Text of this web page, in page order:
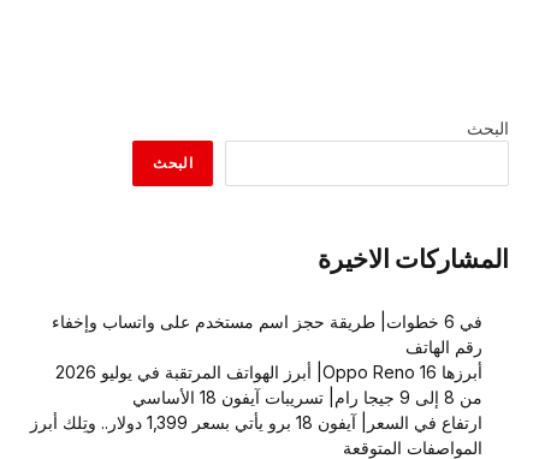
البحث
البحث
المشاركات الاخيرة
في 6 خطوات| طريقة حجز اسم مستخدم على واتساب وإخفاء
رقم الهاتف
أبرزها Oppo Reno 16| أبرز الهواتف المرتقبة في يوليو 2026
من 8 إلى 9 جيجا رام| تسريبات آيفون 18 الأساسي
ارتفاع في السعر| آيفون 18 برو يأتي بسعر 1,399 دولار.. وتِلك أبرز
المواصفات المتوقعة